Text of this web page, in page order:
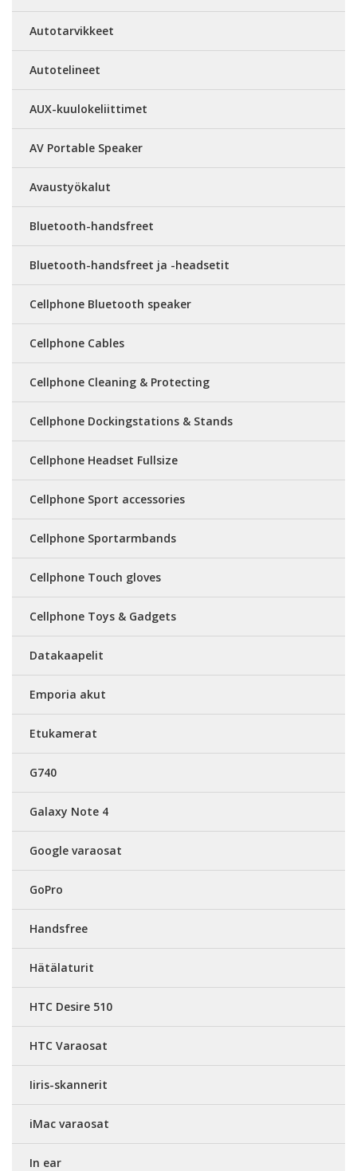
Autotarvikkeet
Autotelineet
AUX-kuulokeliittimet
AV Portable Speaker
Avaustyökalut
Bluetooth-handsfreet
Bluetooth-handsfreet ja -headsetit
Cellphone Bluetooth speaker
Cellphone Cables
Cellphone Cleaning & Protecting
Cellphone Dockingstations & Stands
Cellphone Headset Fullsize
Cellphone Sport accessories
Cellphone Sportarmbands
Cellphone Touch gloves
Cellphone Toys & Gadgets
Datakaapelit
Emporia akut
Etukamerat
G740
Galaxy Note 4
Google varaosat
GoPro
Handsfree
Hätälaturit
HTC Desire 510
HTC Varaosat
Iiris-skannerit
iMac varaosat
In ear